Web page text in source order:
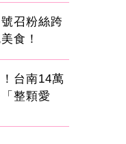
召粉絲跨
食！
台南14萬
整顆愛